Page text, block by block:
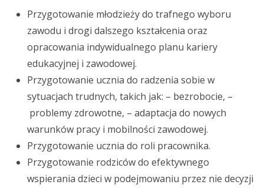
Przygotowanie młodzieży do trafnego wyboru
zawodu i drogi dalszego kształcenia oraz
opracowania indywidualnego planu kariery
edukacyjnej i zawodowej.
Przygotowanie ucznia do radzenia sobie w
sytuacjach trudnych, takich jak: – bezrobocie, –
problemy zdrowotne, – adaptacja do nowych
warunków pracy i mobilności zawodowej.
Przygotowanie ucznia do roli pracownika.
Przygotowanie rodziców do efektywnego
wspierania dzieci w podejmowaniu przez nie decyzji